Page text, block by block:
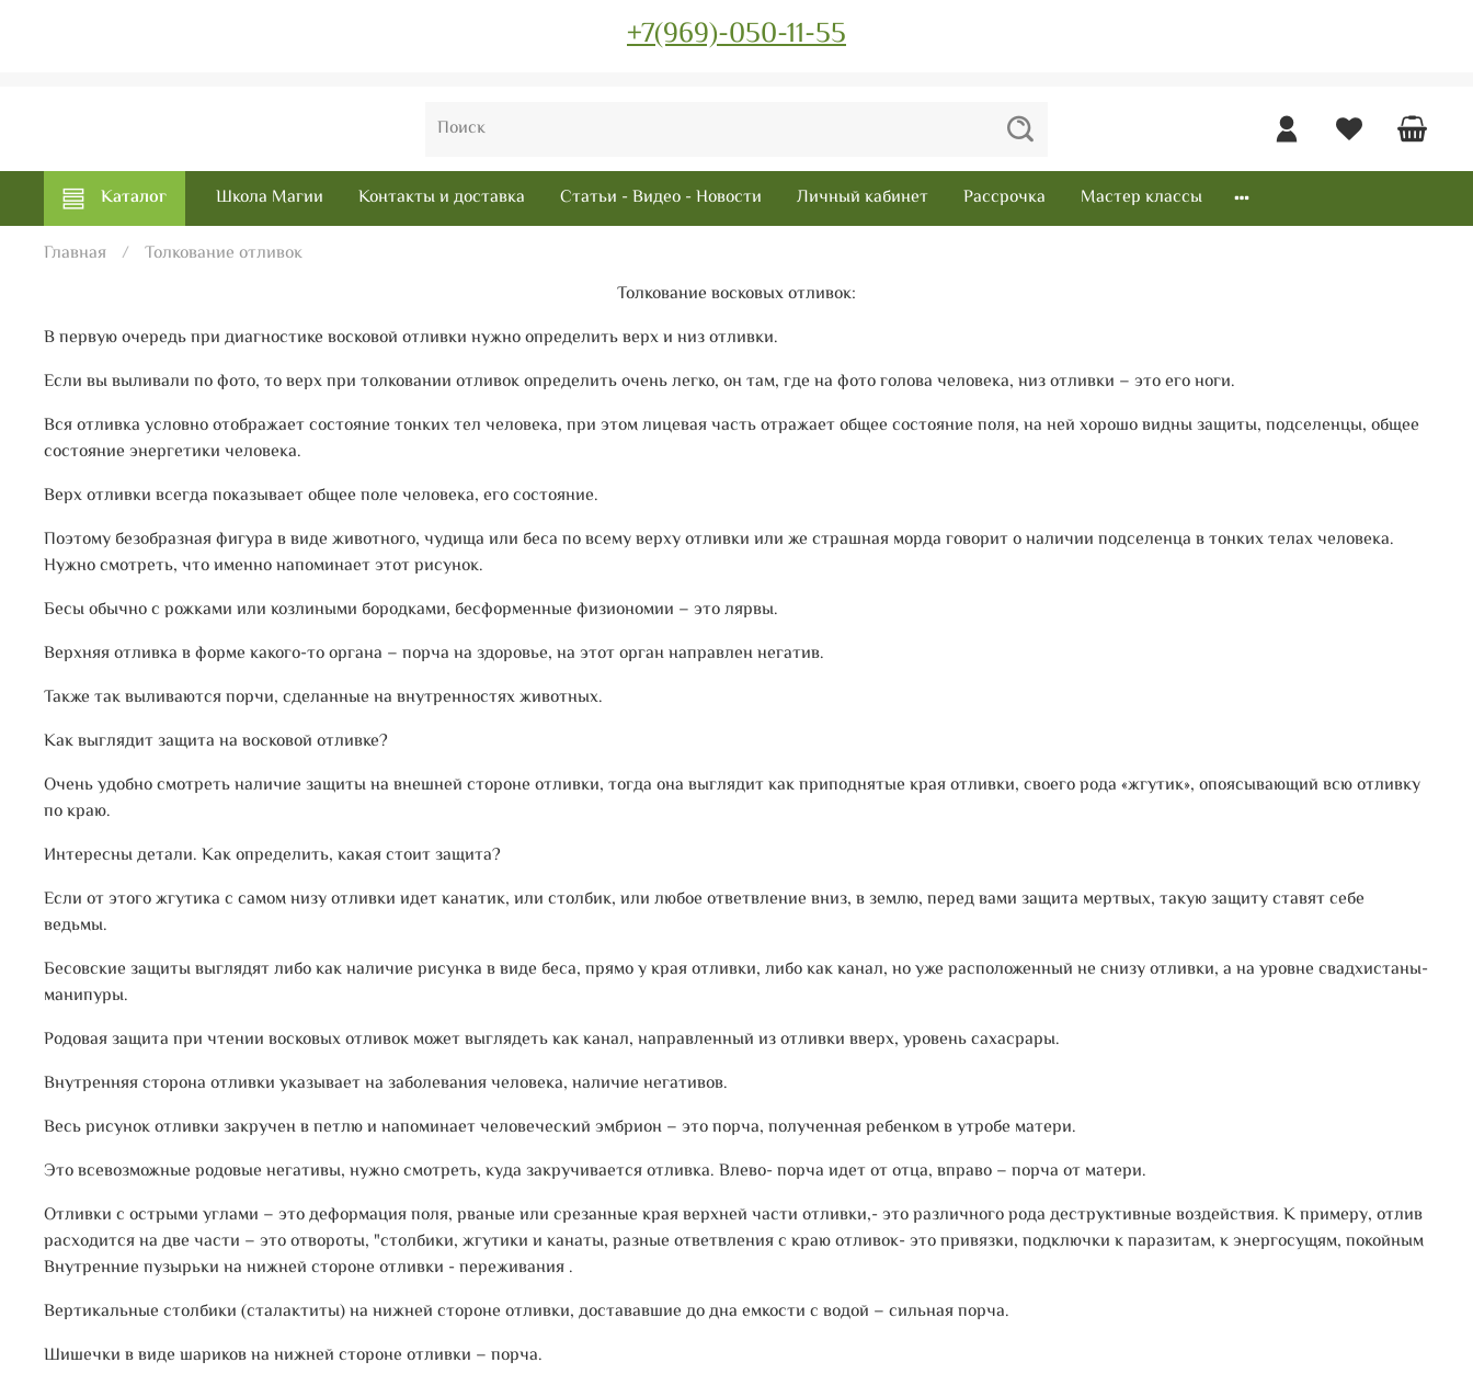
+7(969)-050-11-55
Каталог Школа Магии Контакты и доставка Статьи - Видео - Новости Личный кабинет Рассрочка Мастер классы
Главная
Толкование отливок
Толкование восковых отливок:
В первую очередь при диагностике восковой отливки нужно определить верх и низ отливки.
Если вы выливали по фото, то верх при толковании отливок определить очень легко, он там, где на фото голова человека, низ отливки – это его ноги.
Вся отливка условно отображает состояние тонких тел человека, при этом лицевая часть отражает общее состояние поля, на ней хорошо видны защиты, подселенцы, общее
состояние энергетики человека.
Верх отливки всегда показывает общее поле человека, его состояние.
Поэтому безобразная фигура в виде животного, чудища или беса по всему верху отливки или же страшная морда говорит о наличии подселенца в тонких телах человека.
Нужно смотреть, что именно напоминает этот рисунок.
Бесы обычно с рожками или козлиными бородками, бесформенные физиономии – это лярвы.
Верхняя отливка в форме какого-то органа – порча на здоровье, на этот орган направлен негатив.
Также так выливаются порчи, сделанные на внутренностях животных.
Как выглядит защита на восковой отливке?
Очень удобно смотреть наличие защиты на внешней стороне отливки, тогда она выглядит как приподнятые края отливки, своего рода «жгутик», опоясывающий всю отливку
по краю.
Интересны детали. Как определить, какая стоит защита?
Если от этого жгутика с самом низу отливки идет канатик, или столбик, или любое ответвление вниз, в землю, перед вами защита мертвых, такую защиту ставят себе
ведьмы.
Бесовские защиты выглядят либо как наличие рисунка в виде беса, прямо у края отливки, либо как канал, но уже расположенный не снизу отливки, а на уровне свадхистаны-
манипуры.
Родовая защита при чтении восковых отливок может выглядеть как канал, направленный из отливки вверх, уровень сахасрары.
Внутренняя сторона отливки указывает на заболевания человека, наличие негативов.
Весь рисунок отливки закручен в петлю и напоминает человеческий эмбрион – это порча, полученная ребенком в утробе матери.
Это всевозможные родовые негативы, нужно смотреть, куда закручивается отливка. Влево- порча идет от отца, вправо – порча от матери.
Отливки с острыми углами – это деформация поля, рваные или срезанные края верхней части отливки,- это различного рода деструктивные воздействия. К примеру, отлив
расходится на две части – это отвороты, "столбики, жгутики и канаты, разные ответвления с краю отливок- это привязки, подключки к паразитам, к энергосущям, покойным
Внутренние пузырьки на нижней стороне отливки - переживания .
Вертикальные столбики (сталактиты) на нижней стороне отливки, достававшие до дна емкости с водой – сильная порча.
Шишечки в виде шариков на нижней стороне отливки – порча.